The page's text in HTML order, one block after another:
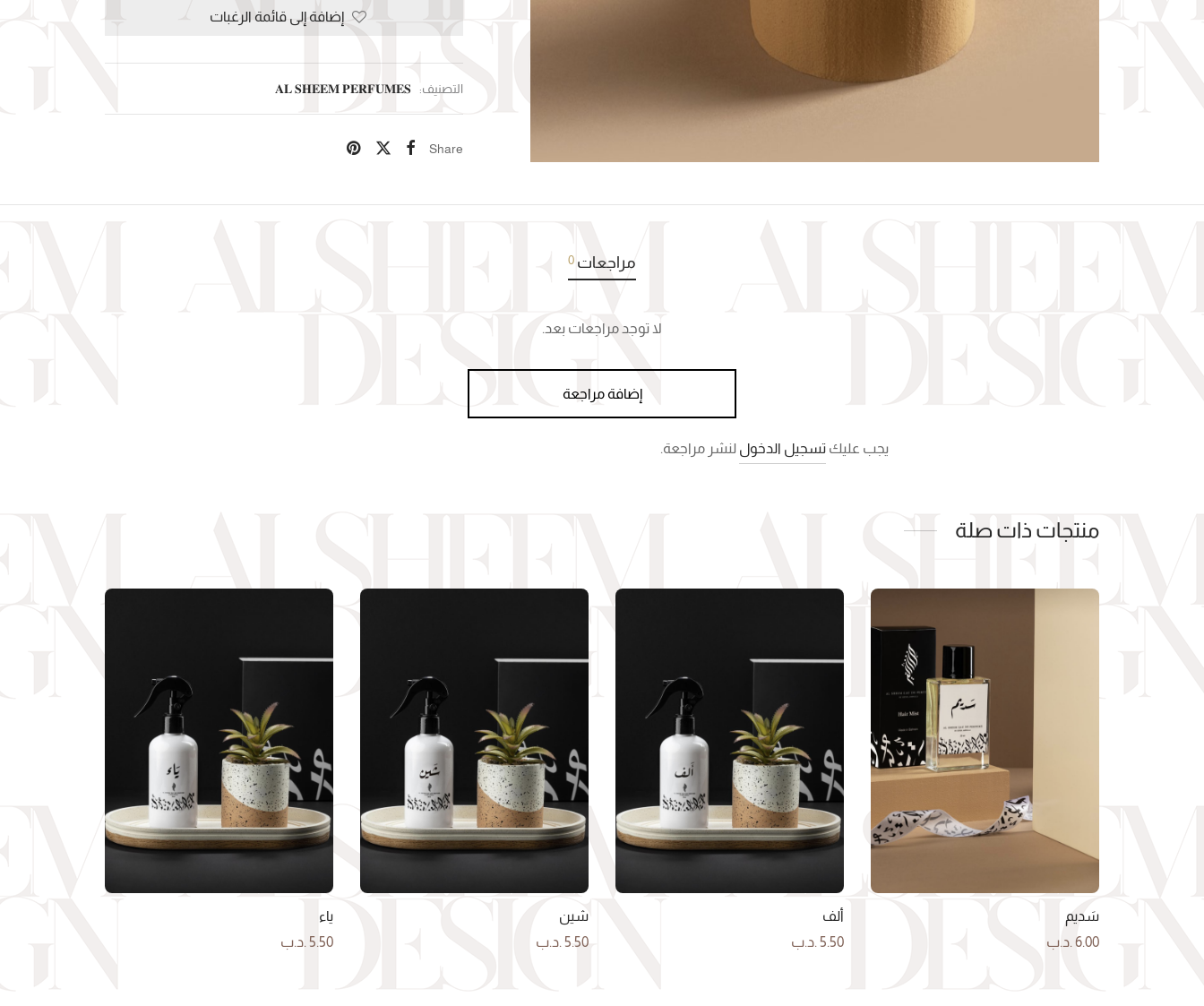
إضافة إلى قائمة الرغبات
التصنيف: 𝐀𝐋 𝐒𝐇𝐄𝐄𝐌 𝐏𝐄𝐑𝐅𝐔𝐌𝐄𝐒
Share
مراجعات 0
لا توجد مراجعات بعد.
إضافة مراجعة
يجب عليك تسجيل الدخول لنشر مراجعة.
منتجات ذات صلة
سَديم
6.00 .د.ب
ألف
5.50 .د.ب
شين
5.50 .د.ب
ياء
5.50 .د.ب